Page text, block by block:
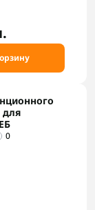
для
0